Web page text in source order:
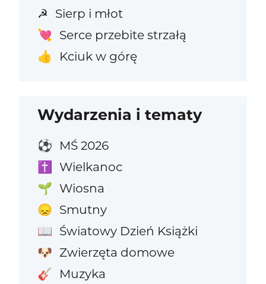
☭ Sierp i młot
💘 Serce przebite strzałą
👍 Kciuk w górę
Wydarzenia i tematy
⚽ MŚ 2026
✝️ Wielkanoc
🌱 Wiosna
😞 Smutny
📖 Światowy Dzień Książki
🐶 Zwierzęta domowe
🎸 Muzyka